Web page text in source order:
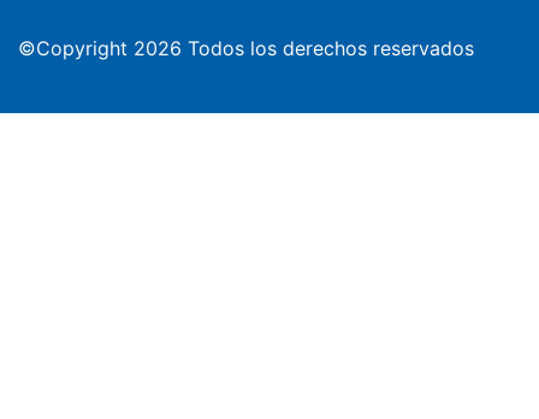
©Copyright 2026 Todos los derechos reservados